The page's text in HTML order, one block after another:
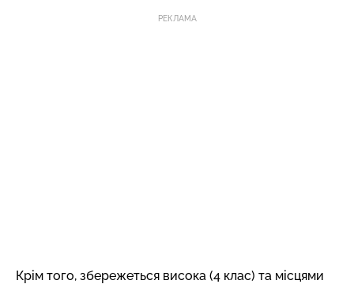
РЕКЛАМА
Крім того, збережеться висока (4 клас) та місцями